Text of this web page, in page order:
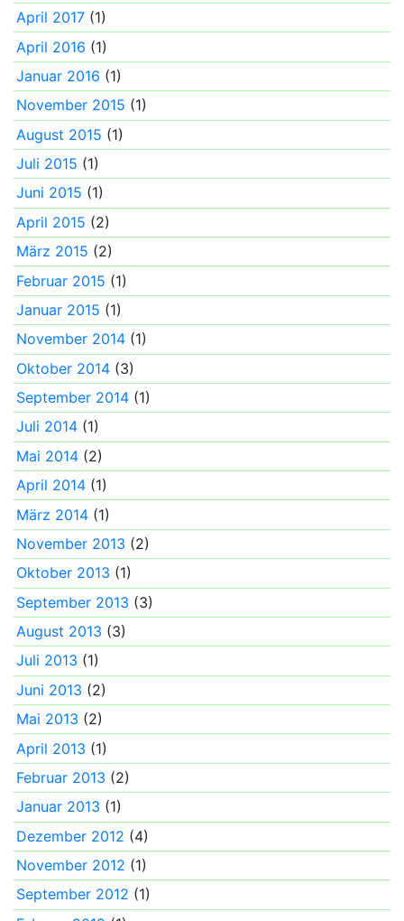
April 2017 (1)
April 2016 (1)
Januar 2016 (1)
November 2015 (1)
August 2015 (1)
Juli 2015 (1)
Juni 2015 (1)
April 2015 (2)
März 2015 (2)
Februar 2015 (1)
Januar 2015 (1)
November 2014 (1)
Oktober 2014 (3)
September 2014 (1)
Juli 2014 (1)
Mai 2014 (2)
April 2014 (1)
März 2014 (1)
November 2013 (2)
Oktober 2013 (1)
September 2013 (3)
August 2013 (3)
Juli 2013 (1)
Juni 2013 (2)
Mai 2013 (2)
April 2013 (1)
Februar 2013 (2)
Januar 2013 (1)
Dezember 2012 (4)
November 2012 (1)
September 2012 (1)